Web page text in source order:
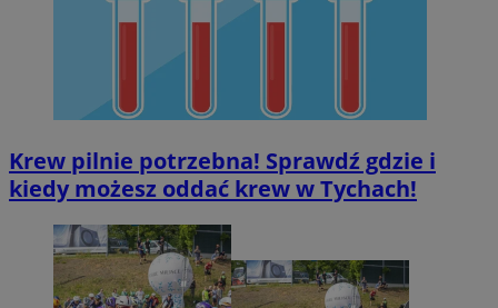
Krew pilnie potrzebna! Sprawdź gdzie i
kiedy możesz oddać krew w Tychach!